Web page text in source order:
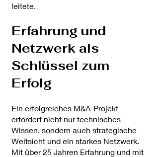
leitete.
Erfahrung und
Netzwerk als
Schlüssel zum
Erfolg
Ein erfolgreiches M&A-Projekt
erfordert nicht nur technisches
Wissen, sondern auch strategische
Weitsicht und ein starkes Netzwerk.
Mit über 25 Jahren Erfahrung und mit